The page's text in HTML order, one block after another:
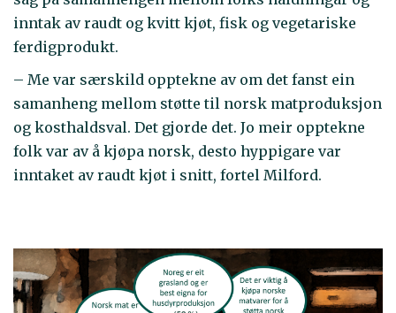
inntak av raudt og kvitt kjøt, fisk og vegetariske
ferdigprodukt.
– Me var særskild opptekne av om det fanst ein
samanheng mellom støtte til norsk matproduksjon
og kosthaldsval. Det gjorde det. Jo meir opptekne
folk var av å kjøpa norsk, desto hyppigare var
inntaket av raudt kjøt i snitt, fortel Milford.